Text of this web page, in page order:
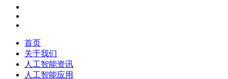
首页
关于我们
人工智能资讯
人工智能应用